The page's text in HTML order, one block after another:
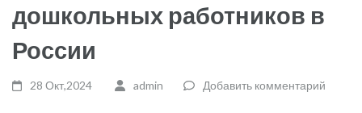
дошкольных работников в
России
28 Окт,2024 admin Добавить комментарий